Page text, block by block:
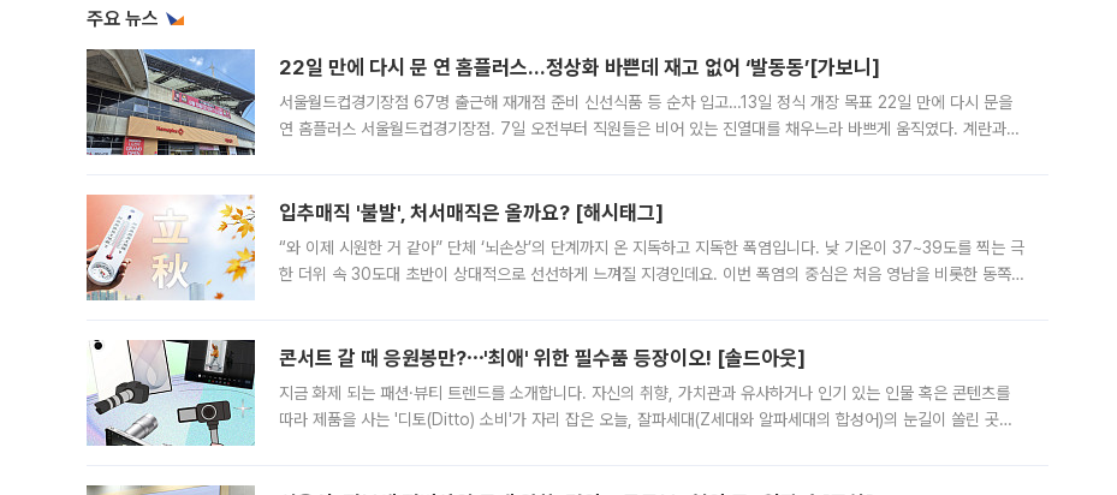
주요 뉴스
22일 만에 다시 문 연 홈플러스…정상화 바쁜데 재고 없어 ‘발동동’[가보니]
서울월드컵경기장점 67명 출근해 재개점 준비 신선식품 등 순차 입고…13일 정식 개장 목표 22일 만에 다시 문을
연 홈플러스 서울월드컵경기장점. 7일 오전부터 직원들은 비어 있는 진열대를 채우느라 바쁘게 움직였다. 계란과
입추매직 '불발', 처서매직은 올까요? [해시태그]
“와 이제 시원한 거 같아” 단체 ‘뇌손상’의 단계까지 온 지독하고 지독한 폭염입니다. 낮 기온이 37~39도를 찍는 극
한 더위 속 30도대 초반이 상대적으로 선선하게 느껴질 지경인데요. 이번 폭염의 중심은 처음 영남을 비롯한 동쪽
콘서트 갈 때 응원봉만?⋯'최애' 위한 필수품 등장이오! [솔드아웃]
지금 화제 되는 패션·뷰티 트렌드를 소개합니다. 자신의 취향, 가치관과 유사하거나 인기 있는 인물 혹은 콘텐츠를
따라 제품을 사는 '디토(Ditto) 소비'가 자리 잡은 오늘, 잘파세대(Z세대와 알파세대의 합성어)의 눈길이 쏠린 곳은